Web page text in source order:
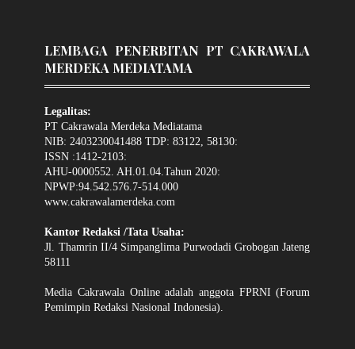
LEMBAGA PENERBITAN PT CAKRAWALA
MERDEKA MEDIATAMA
Legalitas:
PT Cakrawala Merdeka Mediatama
NIB: 2403230041488 TDP: 83122, 58130:
ISSN :1412-2103:
AHU-0000552. AH.01.04.Tahun 2020:
NPWP:94.542.576.7-514.000
www.cakrawalamerdeka.com
Kantor Redaksi /Tata Usaha:
Jl. Thamrin II/4 Simpanglima Purwodadi Grobogan Jateng
58111
Media Cakrawala Online adalah anggota FPRNI (Forum
Pemimpin Redaksi Nasional Indonesia).